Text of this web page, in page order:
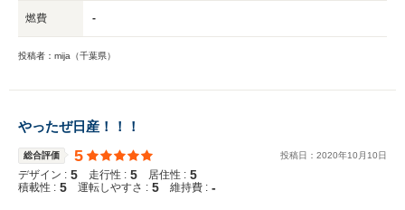
燃費 -
投稿者：mija（千葉県）
やったぜ日産！！！
総合評価 5 投稿日： 2020年10 月 10日
デザイン : 5 走行性 : 5 居住性 : 5
積載性 : 5 運転しやすさ : 5 維持費 : -